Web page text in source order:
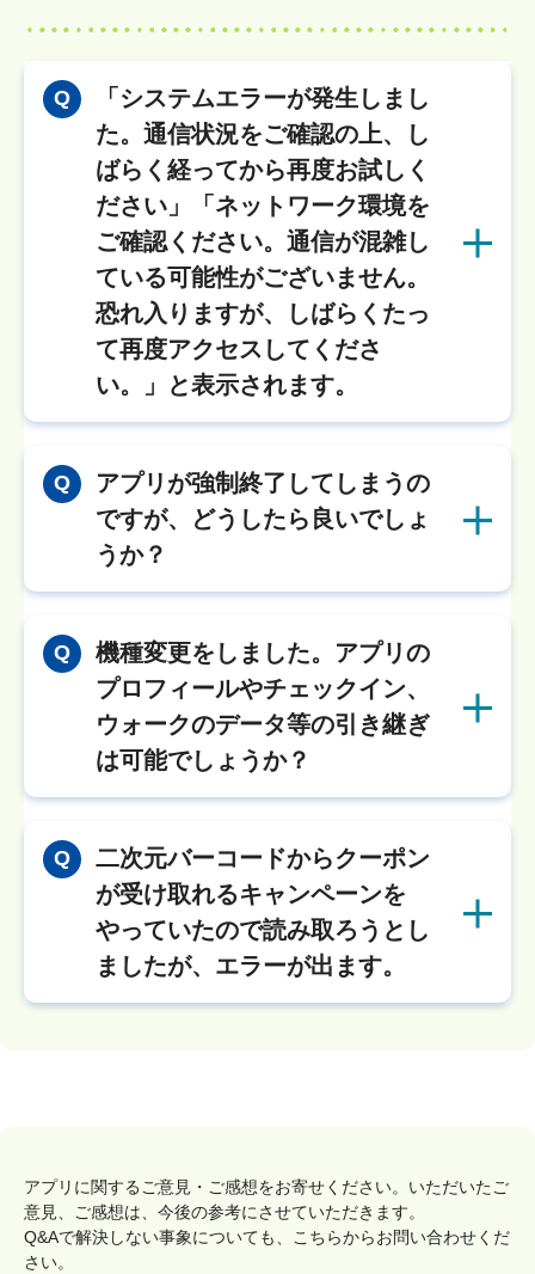
Q
「システムエラーが発生しまし
た。通信状況をご確認の上、し
ばらく経ってから再度お試しく
ださい」「ネットワーク環境を
ご確認ください。通信が混雑し
ている可能性がございません。
恐れ入りますが、しばらくたっ
て再度アクセスしてくださ
い。」と表示されます。
Q
アプリが強制終了してしまうの
ですが、どうしたら良いでしょ
うか？
Q
機種変更をしました。アプリの
プロフィールやチェックイン、
ウォークのデータ等の引き継ぎ
は可能でしょうか？
Q
二次元バーコードからクーポン
が受け取れるキャンペーンを
やっていたので読み取ろうとし
ましたが、エラーが出ます。
アプリに関するご意見・ご感想をお寄せください。いただいたご
意見、ご感想は、今後の参考にさせていただきます。
Q&Aで解決しない事象についても、こちらからお問い合わせくだ
さい。